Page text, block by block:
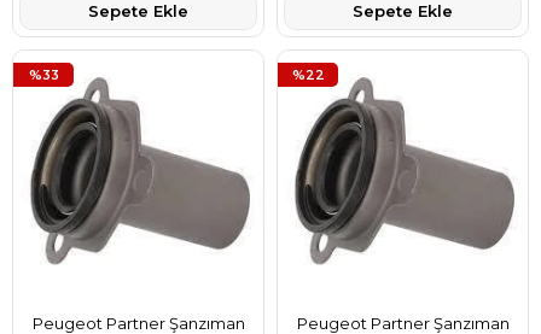
Sepete Ekle Sepete Ekle
Peugeot Partner Şanzıman
%33
Peugeot Partner Şanzıman
%22